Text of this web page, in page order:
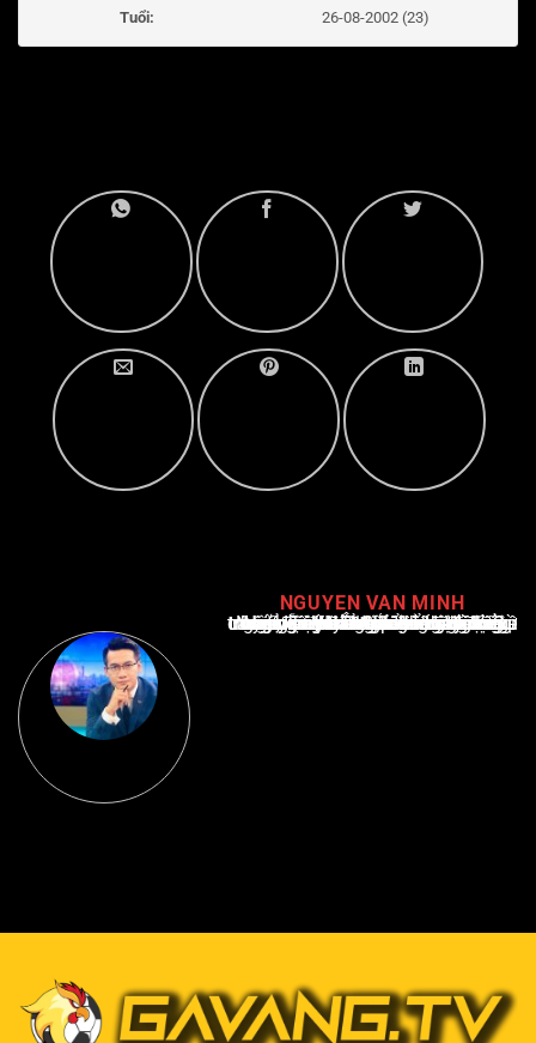
Tuổi:
26-08-2002 (23)
NGUYEN VAN MINH
Nguyễn Văn Minh là một trong những chuyên gia hàng đầu về báo cáo tin tức thể thao tại Việt Nam, với hơn 10 năm hoạt động trong ngành. Ông có kiến thức sâu rộng và kinh nghiệm đáng kể trong việc phân tích và báo cáo về các sự kiện thể thao hàng đầu. Sự hiểu biết sâu sắc của ông về ngành này đã giúp ông xây dựng uy tín và danh tiếng trong cộng đồng báo chí thể thao.